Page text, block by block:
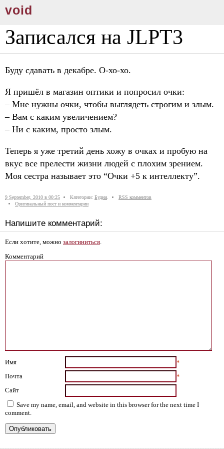
void
Записался на JLPT3
Буду сдавать в декабре. О-хо-хо.
Я пришёл в магазин оптики и попросил очки:
– Мне нужны очки, чтобы выглядеть строгим и злым.
– Вам с каким увеличением?
– Ни с каким, просто злым.
Теперь я уже третий день хожу в очках и пробую на
вкус все прелести жизни людей с плохим зрением.
Моя сестра называет это “Очки +5 к интеллекту”.
9 September, 2010 в 00:25 Категории: Будни
RSS комментов
Оригинальный пост и комментарии
Напишите комментарий:
Если хотите, можно залогиниться
Комментарий
Имя
*
Почта
*
Сайт
Save my name, email, and website in this browser for the next time I
comment.